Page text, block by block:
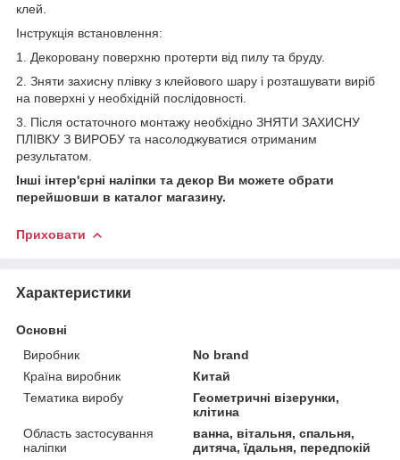
клей.
Інструкція встановлення:
1. Декоровану поверхню протерти від пилу та бруду.
2. Зняти захисну плівку з клейового шару і розташувати виріб
на поверхні у необхідній послідовності.
3. Після остаточного монтажу необхідно ЗНЯТИ ЗАХИСНУ
ПЛІВКУ З ВИРОБУ та насолоджуватися отриманим
результатом.
Інші інтер'єрні наліпки та декор Ви можете обрати
перейшовши в каталог магазину.
Приховати
Характеристики
Основні
Виробник
No brand
Країна виробник
Китай
Тематика виробу
Геометричні візерунки,
клітина
Область застосування
наліпки
ванна, вітальня, спальня,
дитяча, їдальня, передпокій